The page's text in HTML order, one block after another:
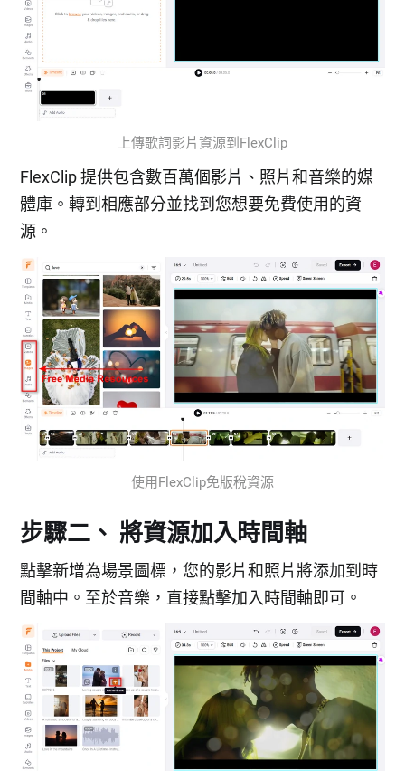
上傳歌詞影片資源到FlexClip
FlexClip 提供包含數百萬個影片、照片和音樂的媒
體庫。轉到相應部分並找到您想要免費使用的資
源。
使用FlexClip免版稅資源
步驟二、 將資源加入時間軸
點擊新增為場景圖標，您的影片和照片將添加到時
間軸中。至於音樂，直接點擊加入時間軸即可。